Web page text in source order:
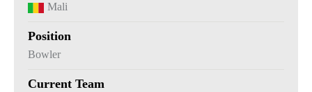
Mali
Position
Bowler
Current Team